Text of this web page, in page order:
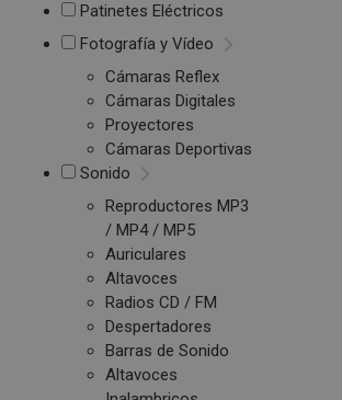
Patinetes Eléctricos
Fotografía y Vídeo
Cámaras Reflex
Cámaras Digitales
Proyectores
Cámaras Deportivas
Sonido
Reproductores MP3
/ MP4 / MP5
Auriculares
Altavoces
Radios CD / FM
Despertadores
Barras de Sonido
Altavoces